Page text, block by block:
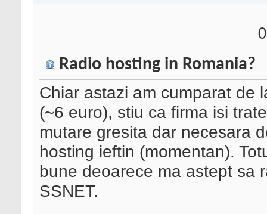
Radio hosting in Romania?
Chiar astazi am cumparat de
(~6 euro), stiu ca firma isi
mutare gresita dar necesara
hosting ieftin (momentan).
bune deoarece ma astept sa
SSNET.